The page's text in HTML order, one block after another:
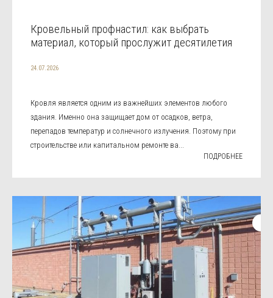
Кровельный профнастил: как выбрать
материал, который прослужит десятилетия
24.07.2026
Кровля является одним из важнейших элементов любого
здания. Именно она защищает дом от осадков, ветра,
перепадов температур и солнечного излучения. Поэтому при
строительстве или капитальном ремонте ва...
ПОДРОБНЕЕ